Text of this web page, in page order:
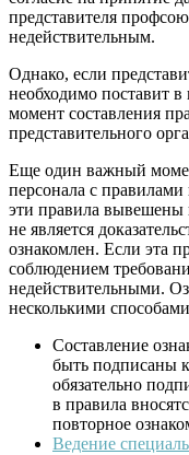
представителя
недействительным.
Однако, если
необходимо поставит
момент составления
представительного
Еще один важный
персонала с
эти правила вывешены
не является
ознакомлен. Если эта
соблюдением
недействительными.
несколькими
Составление
быть подписаны
обязательно
в правила
повторное
Ведение